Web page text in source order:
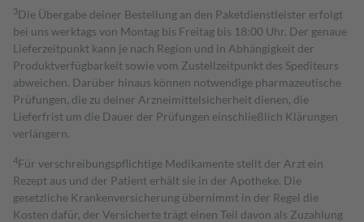
3Die Übergabe deiner Bestellung an den Paketdienstleister erfolgt
bei uns werktags von Montag bis Freitag bis 18:00 Uhr. Der genaue
Lieferzeitpunkt kann je nach Region und in Abhängigkeit der
Produktverfügbarkeit sowie vom Zustellzeitpunkt des Spediteurs
abweichen. Darüber hinaus können notwendige pharmazeutische
Prüfungen, die zu deiner Arzneimittelsicherheit dienen, die
Lieferfrist um die Dauer der Prüfungen einschließlich Klärungen
verlängern.
4Für verschreibungspflichtige Medikamente stellt der Arzt ein
Rezept aus und der Patient erhält sie in der Apotheke. Die
gesetzliche Krankenversicherung übernimmt in der Regel die
Kosten dafür, der Versicherte trägt einen Teil davon als Zuzahlung